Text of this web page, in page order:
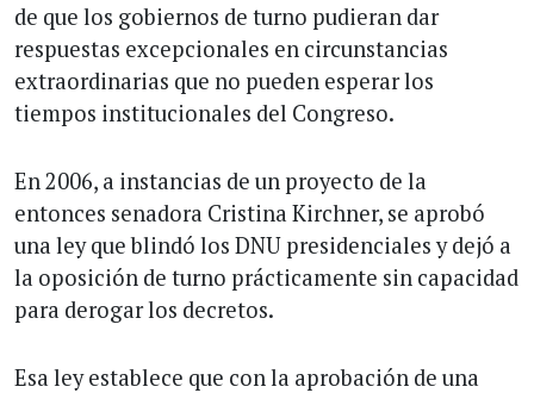
de que los gobiernos de turno pudieran dar
respuestas excepcionales en circunstancias
extraordinarias que no pueden esperar los
tiempos institucionales del Congreso.
En 2006, a instancias de un proyecto de la
entonces senadora Cristina Kirchner, se aprobó
una ley que blindó los DNU presidenciales y dejó a
la oposición de turno prácticamente sin capacidad
para derogar los decretos.
Esa ley establece que con la aprobación de una